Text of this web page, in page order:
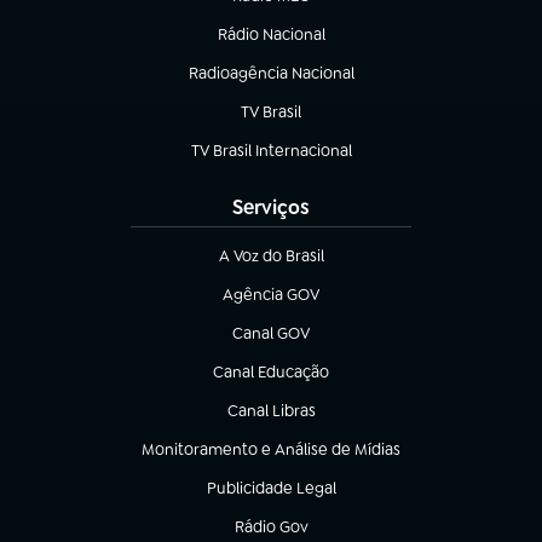
Rádio Nacional
Radioagência Nacional
(abre em nova aba)
TV Brasil
(abre em nova aba)
TV Brasil Internacional
(abre em nova aba)
Serviços
A Voz do Brasil
(abre em nova aba)
Agência GOV
(abre em nova aba)
Canal GOV
(abre em nova aba)
Canal Educação
(abre em nova aba)
Canal Libras
(abre em nova aba)
Monitoramento e Análise de Mídias
(abre em nova aba)
Publicidade Legal
(abre em nova aba)
Rádio Gov
(abre em nova aba)